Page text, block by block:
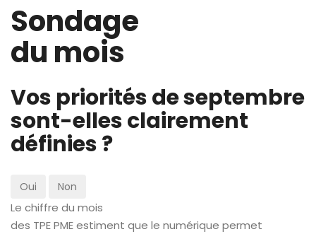
Sondage
du mois
Vos priorités de septembre
sont-elles clairement
définies ?
Oui Non
Le chiffre du mois
des TPE PME estiment que le numérique permet